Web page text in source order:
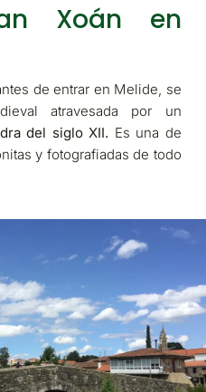
Xoán en
de entrar en Melide, se
atravesada por un
del siglo XII. Es una de
y fotografiadas de todo